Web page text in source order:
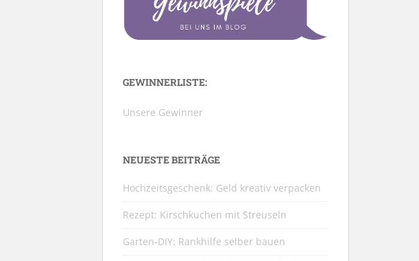
GEWINNERLISTE:
Unsere Gewinner
NEUESTE BEITRÄGE
Hochzeitsgeschenk: Geld kreativ verpacken
Rezept: Kirschkuchen mit Streuseln
Garten-DIY: Rankhilfe selber bauen